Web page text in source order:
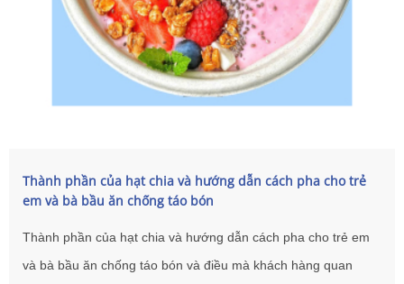
Thành phần của hạt chia và hướng dẫn cách pha cho trẻ
em và bà bầu ăn chống táo bón
Thành phần của hạt chia và hướng dẫn cách pha cho trẻ em
và bà bầu ăn chống táo bón và điều mà khách hàng quan